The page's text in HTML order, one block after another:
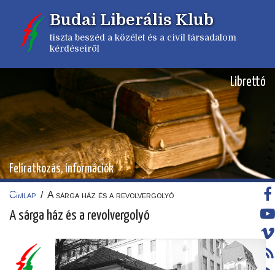
tartalomra
Budai Liberális Klub
tiszta beszéd a közélet és a civil társadalom
kérdéseiről
Librettó
Feliratkozás, információk
Címlap / A sárga ház és a revolvergolyó
A sárga ház és a revolvergolyó